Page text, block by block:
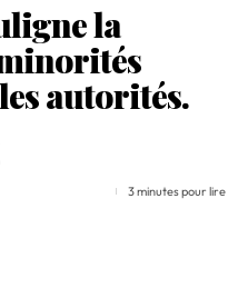
la
autorités.
3 minutes pour lire